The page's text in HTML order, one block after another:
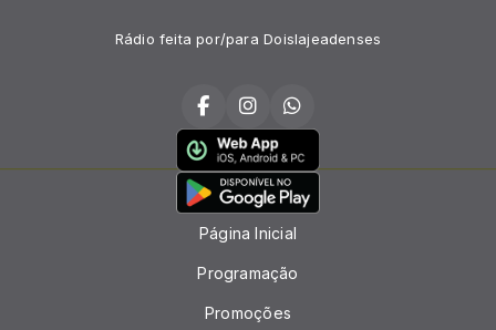
Rádio feita por/para Doislajeadenses
Página Inicial
Programação
Promoções